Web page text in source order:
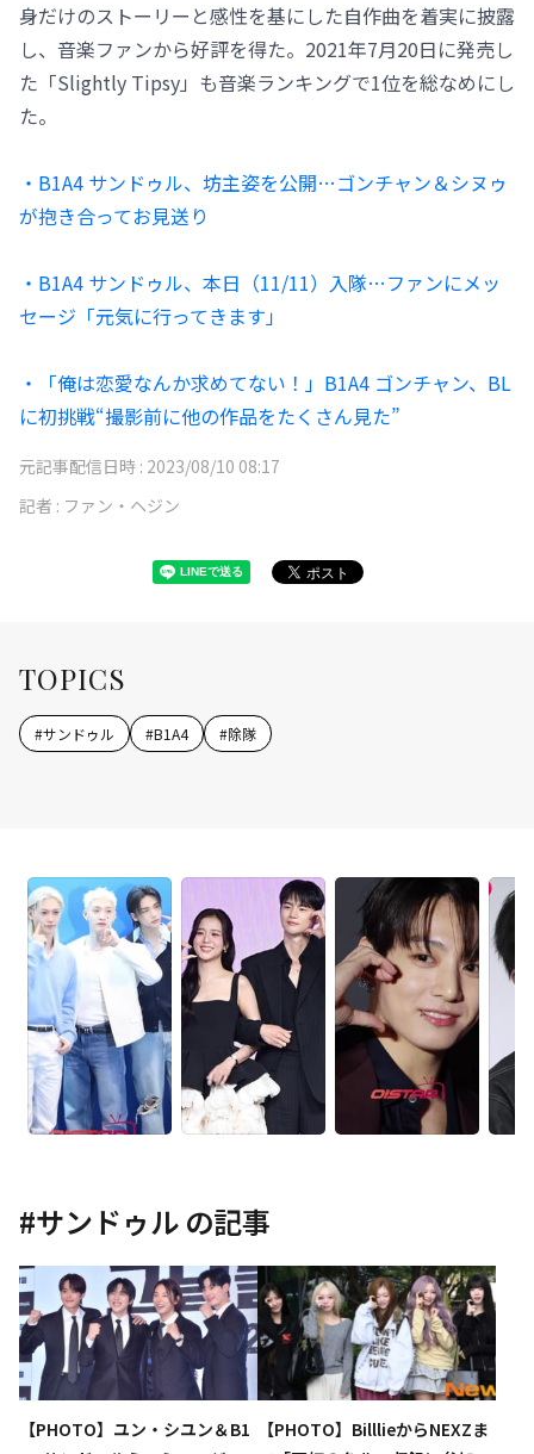
身だけのストーリーと感性を基にした自作曲を着実に披露
し、音楽ファンから好評を得た。2021年7月20日に発売し
た「Slightly Tipsy」も音楽ランキングで1位を総なめにし
た。
・B1A4 サンドゥル、坊主姿を公開…ゴンチャン＆シヌゥ
が抱き合ってお見送り
・B1A4 サンドゥル、本日（11/11）入隊…ファンにメッ
セージ「元気に行ってきます」
・「俺は恋愛なんか求めてない！」B1A4 ゴンチャン、BL
に初挑戦“撮影前に他の作品をたくさん見た”
元記事配信日時 : 2023/08/10 08:17
記者 : ファン・ヘジン
TOPICS
#サンドゥル #B1A4 #除隊
#サンドゥル の記事
【PHOTO】ユン・シユン＆B1
【PHOTO】BilllieからNEXZま